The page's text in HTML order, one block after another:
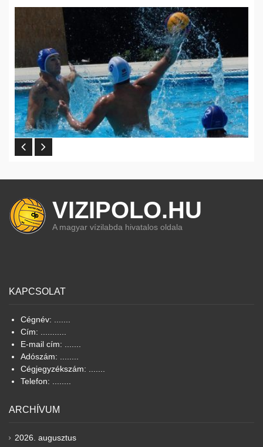
VIZIPOLO.HU
A magyar vízilabda hivatalos oldala
KAPCSOLAT
Cégnév: .......
Cím: ...........
E-mail cím: .......
Adószám: ........
Cégjegyzékszám: .......
Telefon: ........
ARCHÍVUM
2026. augusztus